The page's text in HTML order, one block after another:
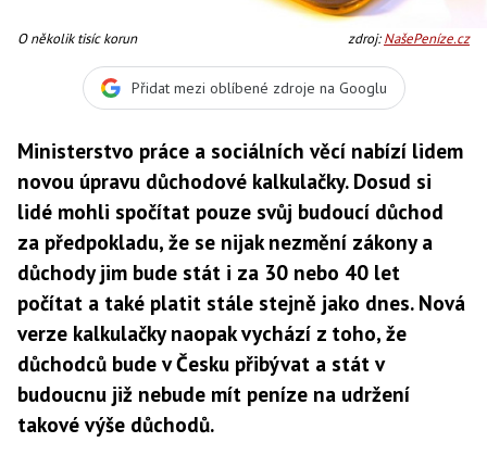
O několik tisíc korun zdroj:NašePeníze.cz
Přidat mezi oblíbené zdroje na Googlu
Ministerstvo práce a sociálních věcí nabízí lidem
novou úpravu důchodové kalkulačky. Dosud si
lidé mohli spočítat pouze svůj budoucí důchod
za předpokladu, že se nijak nezmění zákony a
důchody jim bude stát i za 30 nebo 40 let
počítat a také platit stále stejně jako dnes. Nová
verze kalkulačky naopak vychází z toho, že
důchodců bude v Česku přibývat a stát v
budoucnu již nebude mít peníze na udržení
takové výše důchodů.